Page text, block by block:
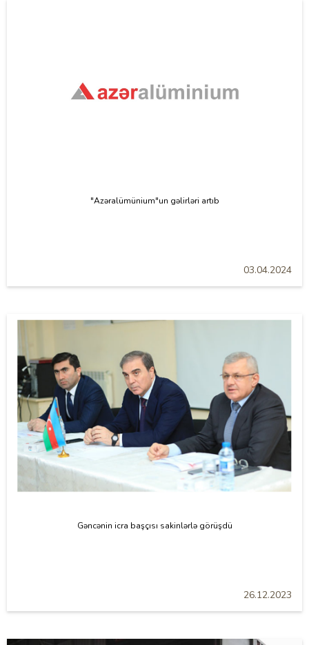
"Azəralümünium"un gəlirləri artıb
03.04.2024
Gəncənin icra başçısı sakinlərlə görüşdü
26.12.2023